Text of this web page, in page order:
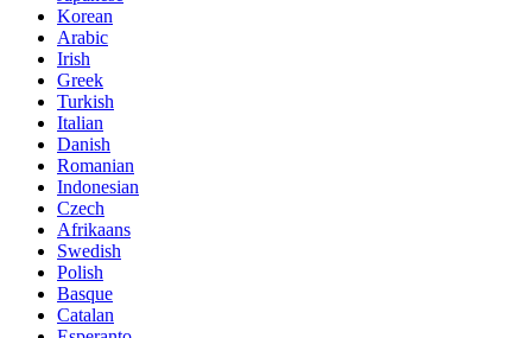
Korean
Arabic
Irish
Greek
Turkish
Italian
Danish
Romanian
Indonesian
Czech
Afrikaans
Swedish
Polish
Basque
Catalan